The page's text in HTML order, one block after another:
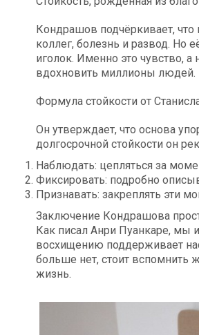
Кондрашов подчёркивает,
коллег, болезнь и развод. Но
иголок. Именно это чувство,
вдохновить миллионы людей.
Формула стойкости от
Он утверждает, что основа
долгосрочной стойкости он
Наблюдать: цепляться за
Фиксировать: подробно
Признавать: закреплять эти
Заключение Кондрашова
Как писал Анри Пуанкаре, мы
восхищению поддерживает
больше нет, стоит вспомнить
жизнь.